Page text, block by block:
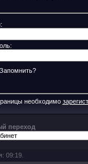
Запомнить?
необходимо
переход
09:19